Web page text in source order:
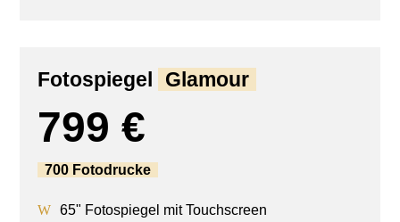
Fotospiegel Glamour
799 €
700 Fotodrucke
65" Fotospiegel mit Touchscreen